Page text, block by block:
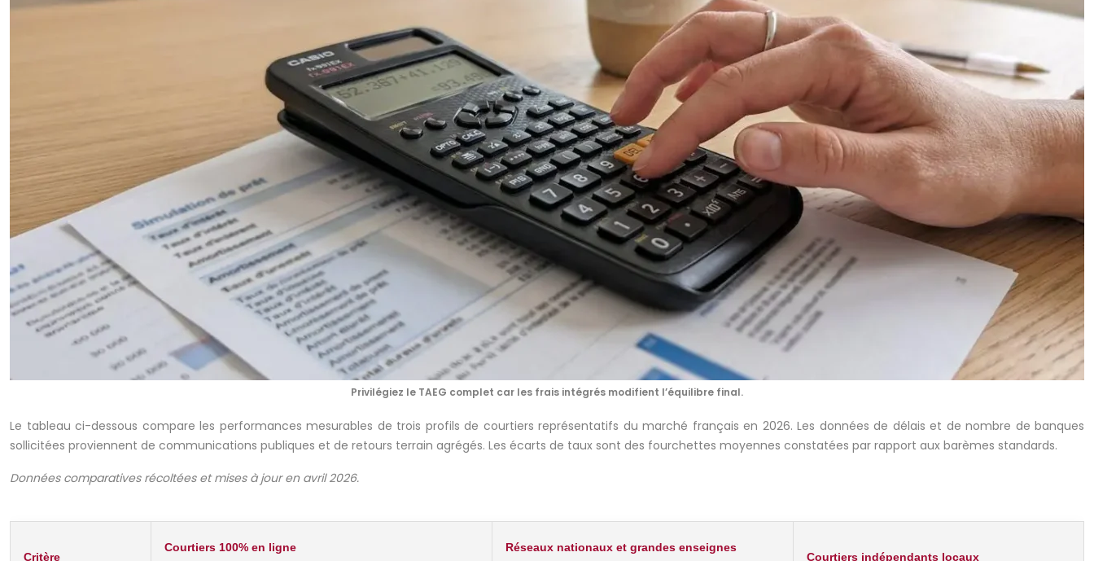
Privilégiez le TAEG complet car les frais intégrés modifient l’équilibre final.
Le tableau ci-dessous compare les performances mesurables de trois profils de courtiers représentatifs du marché français en 2026. Les données de délais et de nombre de banques
sollicitées proviennent de communications publiques et de retours terrain agrégés. Les écarts de taux sont des fourchettes moyennes constatées par rapport aux barèmes standards.
Données comparatives récoltées et mises à jour en avril 2026.
Critère
Courtiers 100% en ligne
Réseaux nationaux et grandes enseignes
Courtiers indépendants locaux